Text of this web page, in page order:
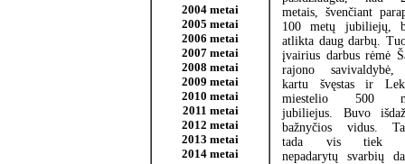
2004 metai
2005 metai
2006 metai
2007 metai
2008 metai
2009 metai
2010 metai
2011 metai
2012 metai
2013 metai
2014 metai
metais, švenčiant
100 metų jubiliejų,
atlikta daug darbų.
įvairius darbus rėmė
rajono savivaldybė,
kartu švęstas ir
miestelio 500
jubiliejus. Buvo
bažnyčios vidus.
tada vis tiek
nepadarytų svarbių